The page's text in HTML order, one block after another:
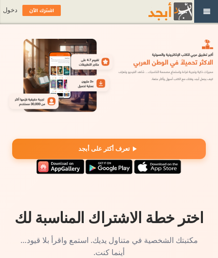
تعرف أكثر على أبجد
اختر خطة الاشتراك المناسبة لك
مكتبتك الشخصية في متناول يديك. استمع واقرأ بلا قيود…
أينما كنت.
اشترك الآن دخول